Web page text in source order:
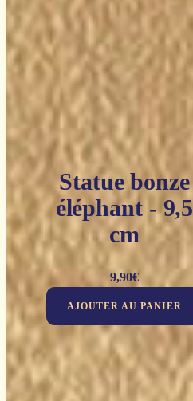
Statue bonze
éléphant - 9,5
cm
9,90€
AJOUTER AU PANIER